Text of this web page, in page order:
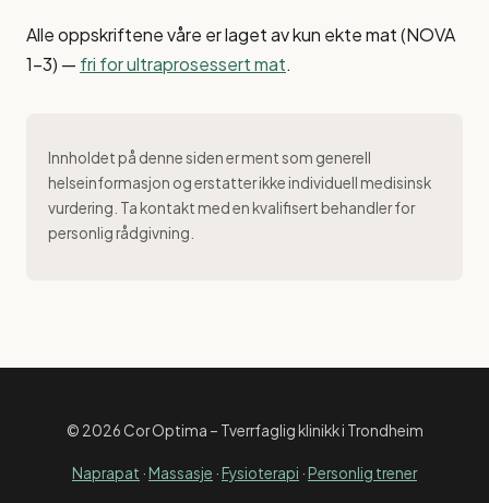
Alle oppskriftene våre er laget av kun ekte mat (NOVA
1–3) — fri for ultraprosessert mat.
Innholdet på denne siden er ment som generell
helseinformasjon og erstatter ikke individuell medisinsk
vurdering. Ta kontakt med en kvalifisert behandler for
personlig rådgivning.
© 2026 Cor Optima – Tverrfaglig klinikk i Trondheim
Naprapat · Massasje · Fysioterapi · Personlig trener